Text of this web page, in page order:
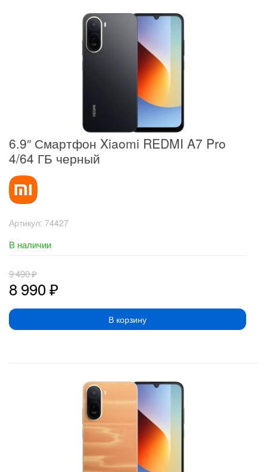
6.9″ Смартфон Xiaomi REDMI A7 Pro
4/64 ГБ черный
Артикул: 74427
В наличии
8 990₽
9 490₽
В корзину